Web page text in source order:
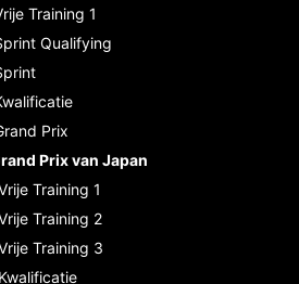
Training 1
Qualifying
Prix
Prix van Japan
Training 1
Training 2
Training 3
Kwalificatie